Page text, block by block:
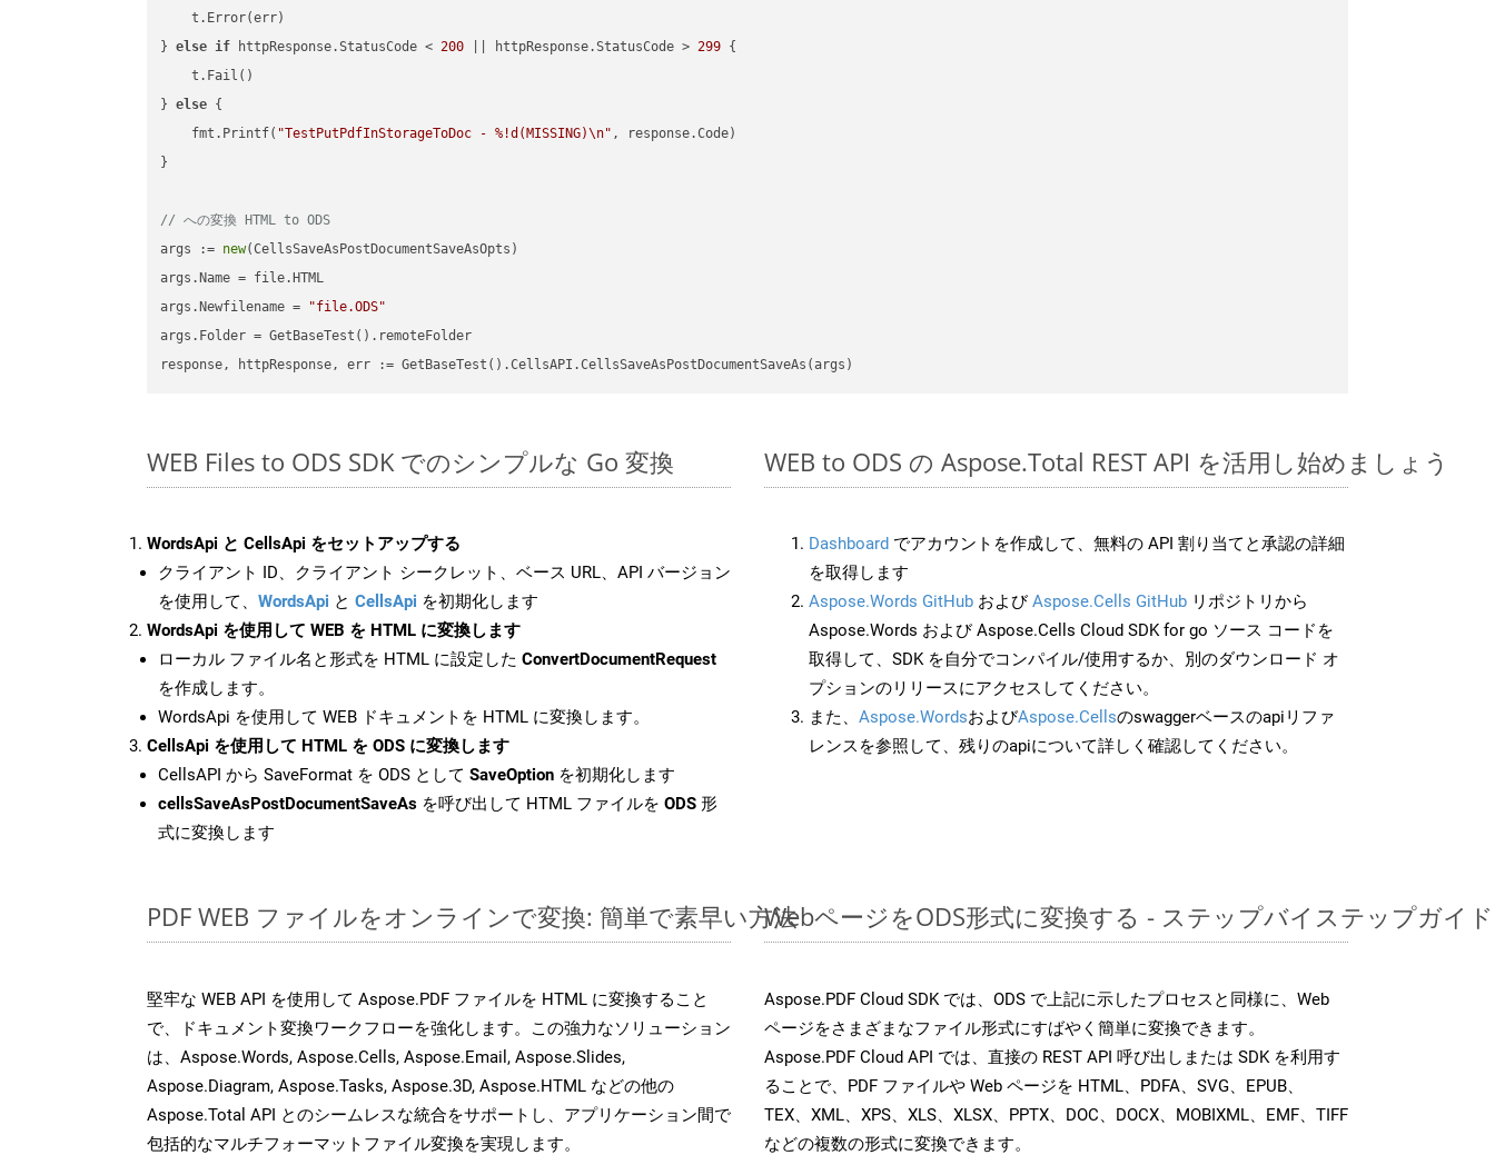
    t.Error(err)
} else if httpResponse.StatusCode < 200 || httpResponse.StatusCode > 299 {
    t.Fail()
} else {
    fmt.Printf(
"TestPutPdfInStorageToDoc - %!d(MISSING)\n" , response.Code)
}
// への変換 HTML to ODS
args := new(CellsSaveAsPostDocumentSaveAsOpts)
args.Name = file.HTML
args.Newfilename =
"file.ODS"
args.Folder = GetBaseTest().remoteFolder
WEB Files to ODS SDK でのシンプルな Go 変換
WordsApi と CellsApi をセットアップする
クライアント ID、クライアント シークレット、ベース URL、API バージョン
を使用して、 WordsApi と CellsApi を初期化します
WordsApi を使用して WEB を HTML に変換します
ローカル ファイル名と形式を HTML に設定した ConvertDocumentRequest
を作成します。
WordsApi を使用して WEB ドキュメントを HTML に変換します。
CellsApi を使用して HTML を ODS に変換します
CellsAPI から SaveFormat を ODS として SaveOption を初期化します
cellsSaveAsPostDocumentSaveAs を呼び出して HTML ファイルを ODS 形
式に変換します
WEB to ODS の Aspose.Total REST API を活用し始めましょう
Dashboard でアカウントを作成して、無料の API 割り当てと承認の詳細
を取得します
Aspose.Words GitHub およびAspose.Cells GitHub リポジトリから
Aspose.Words および Aspose.Cells Cloud SDK for go ソース コードを
取得して、SDK を自分でコンパイル/使用するか、別のダウンロード オ
プションのリリースにアクセスしてください。
また、 Aspose.WordsおよびAspose.Cellsのswaggerベースのapiリファ
レンスを参照して、残りのapiについて詳しく確認してください。
PDF WEB ファイルをオンラインで変換: 簡単で素早い方法
堅牢な WEB API を使用して Aspose.PDF ファイルを HTML に変換すること
で、ドキュメント変換ワークフローを強化します。この強力なソリューション
は、Aspose.Words, Aspose.Cells, Aspose.Email, Aspose.Slides,
Aspose.Diagram, Aspose.Tasks, Aspose.3D, Aspose.HTML などの他の
Aspose.Total API とのシームレスな統合をサポートし、アプリケーション間で
包括的なマルチフォーマットファイル変換を実現します。
WebページをODS形式に変換する - ステップバイステップガイド
Aspose.PDF Cloud SDK では、ODS で上記に示したプロセスと同様に、Web
ページをさまざまなファイル形式にすばやく簡単に変換できます。
Aspose.PDF Cloud API では、直接の REST API 呼び出しまたは SDK を利用す
ることで、PDF ファイルや Web ページを HTML、PDFA、SVG、EPUB、
TEX、XML、XPS、XLS、XLSX、PPTX、DOC、DOCX、MOBIXML、EMF、TIFF
などの複数の形式に変換できます。